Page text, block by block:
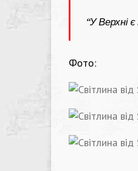
“У Верхні
Фото: